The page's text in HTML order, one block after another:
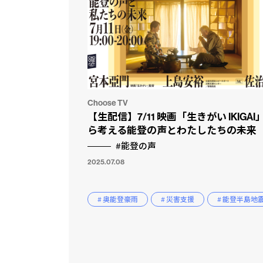
Choose TV
【生配信】7/11 映画「生きがい IKIGAI
ら考える能登の声とわたしたちの未来
#能登の声
2025.07.08
# 奥能登豪雨 # 災害支援 # 能登半島地